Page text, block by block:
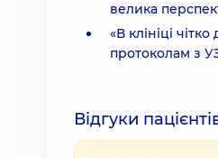
велика
«В клініці
протоколам з
Відгуки